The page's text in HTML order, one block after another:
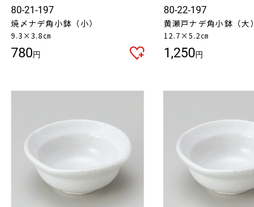
80-21-197
焼〆ナデ角小鉢（小）
9.3×3.8㎝
780円
80-22-197
黄瀬戸ナデ角小鉢（大）
12.7×5.2㎝
1,250円